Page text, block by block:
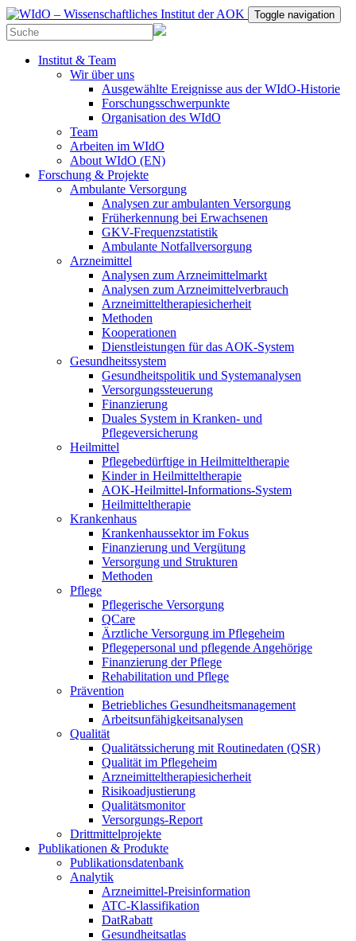
Toggle navigation
Institut & Team
Wir über uns
Ausgewählte Ereignisse aus der WIdO-Historie
Forschungsschwerpunkte
Organisation des WIdO
Team
Arbeiten im WIdO
About WIdO (EN)
Forschung & Projekte
Ambulante Versorgung
Analysen zur ambulanten Versorgung
Früherkennung bei Erwachsenen
GKV-Frequenzstatistik
Ambulante Notfallversorgung
Arzneimittel
Analysen zum Arzneimittelmarkt
Analysen zum Arzneimittelverbrauch
Arzneimitteltherapiesicherheit
Methoden
Kooperationen
Dienstleistungen für das AOK-System
Gesundheitssystem
Gesundheitspolitik und Systemanalysen
Versorgungssteuerung
Finanzierung
Duales System in Kranken- und
Pflegeversicherung
Heilmittel
Pflegebedürftige in Heilmitteltherapie
Kinder in Heilmitteltherapie
AOK-Heilmittel-Informations-System
Heilmitteltherapie
Krankenhaus
Krankenhaussektor im Fokus
Finanzierung und Vergütung
Versorgung und Strukturen
Methoden
Pflege
Pflegerische Versorgung
QCare
Ärztliche Versorgung im Pflegeheim
Pflegepersonal und pflegende Angehörige
Finanzierung der Pflege
Rehabilitation und Pflege
Prävention
Betriebliches Gesundheitsmanagement
Arbeitsunfähigkeitsanalysen
Qualität
Qualitätssicherung mit Routinedaten (QSR)
Qualität im Pflegeheim
Arzneimitteltherapiesicherheit
Risikoadjustierung
Qualitätsmonitor
Versorgungs-Report
Drittmittelprojekte
Publikationen & Produkte
Publikationsdatenbank
Analytik
Arzneimittel-Preisinformation
ATC-Klassifikation
DatRabatt
Gesundheitsatlas